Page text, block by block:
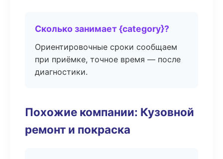
Сколько занимает {category}?
Ориентировочные сроки сообщаем
при приёмке, точное время — после
диагностики.
Похожие компании: Кузовной
ремонт и покраска